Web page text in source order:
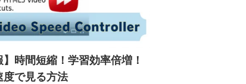
】時間短縮！学習効率倍増！
度で見る方法